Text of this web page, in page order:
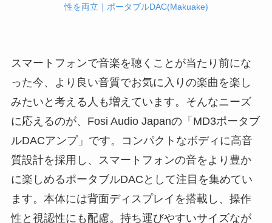
性を両立｜ポータブルDAC(Makuake)
スマートフォンで音楽を聴くことが当たり前にな
った今、より良い音質でお気に入りの楽曲を楽し
みたいと考える人も増えています。そんなニーズ
に応えるのが、Fosi Audio Japanの「MD3ポータブ
ルDACアンプ」です。コンパクトなボディに高音
質設計を採用し、スマートフォンの音をより豊か
に楽しめるポータブルDACとして注目を集めてい
ます。本体には背面ディスプレイを搭載し、操作
性と視認性にも配慮。持ち運びやすいサイズなが